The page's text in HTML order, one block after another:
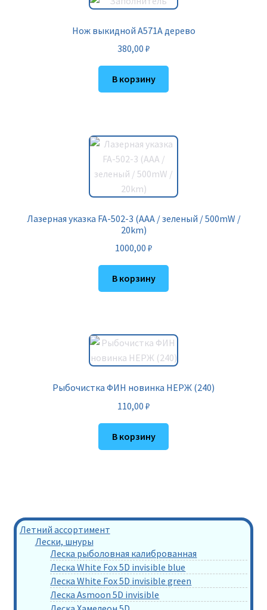
Нож выкидной A571A дерево
380,00 ₽
В корзину
Лазерная указка FA-502-3 (AAA / зеленый / 500mW /
20km)
1000,00 ₽
В корзину
Рыбочистка ФИН новинка НЕРЖ (240)
110,00 ₽
В корзину
Летний ассортимент
Лески, шнуры
Леска рыболовная калиброванная
Леска White Fox 5D invisible blue
Леска White Fox 5D invisible green
Леска Asmoon 5D invisible